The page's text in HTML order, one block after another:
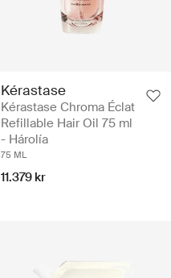
Kérastase
Kérastase Chroma Éclat
Refillable Hair Oil 75 ml
- Hárolía
75 ML
11.379 kr